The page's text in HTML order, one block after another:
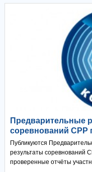
Предварительные
соревнований СРР
Публикуются
результаты соревнований
проверенные отчёты